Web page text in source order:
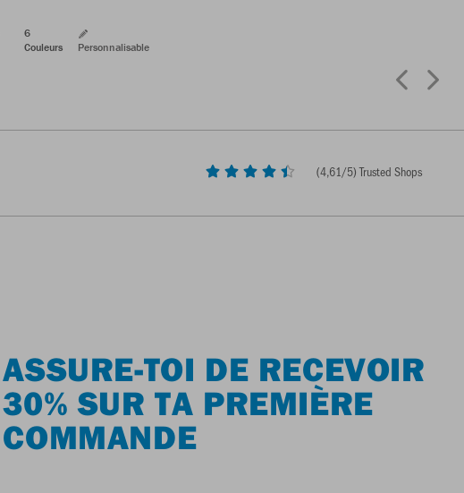
6
Couleurs
Personnalisable
(4,61/5) Trusted Shops
ASSURE-TOI DE RECEVOIR
30% SUR TA PREMIÈRE
COMMANDE